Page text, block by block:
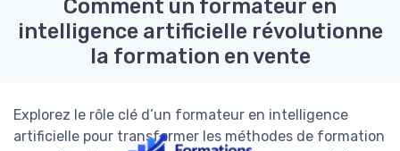
Comment un formateur en
intelligence artificielle révolutionne
la formation en vente
Explorez le rôle clé d’un formateur en intelligence
artificielle pour transformer les méthodes de formation